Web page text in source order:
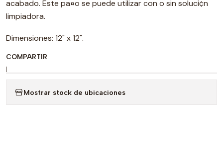
acabado. Este pa¤o se puede utilizar con o sin soluci¢n
limpiadora.
Dimensiones: 12" x 12".
COMPARTIR
|
Mostrar stock de ubicaciones